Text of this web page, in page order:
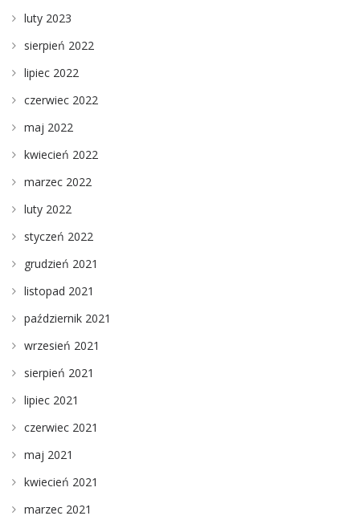
luty 2023
sierpień 2022
lipiec 2022
czerwiec 2022
maj 2022
kwiecień 2022
marzec 2022
luty 2022
styczeń 2022
grudzień 2021
listopad 2021
październik 2021
wrzesień 2021
sierpień 2021
lipiec 2021
czerwiec 2021
maj 2021
kwiecień 2021
marzec 2021